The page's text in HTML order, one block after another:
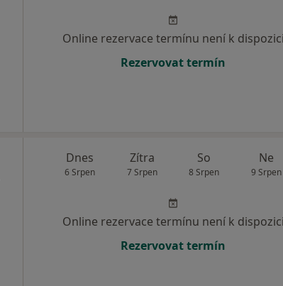
Online rezervace termínu není k dispozici
Rezervovat termín
Dnes
6 Srpen
Zítra
7 Srpen
So
8 Srpen
Ne
9 Srpen
Online rezervace termínu není k dispozici
Rezervovat termín